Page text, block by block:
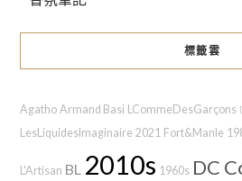
標籤雲
Agatho Armand Basi LCommeDesGarçons
LesLiquidesImaginaire 2021 Fort&Manle
L'Artisan BL 2010s 1960s DC